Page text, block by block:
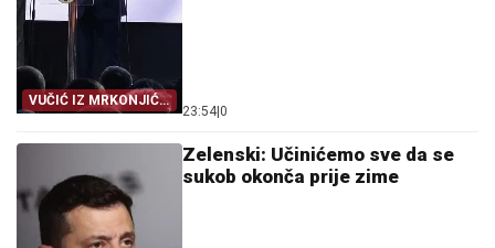
VUČIĆ IZ MRKONJIĆ
GRADA
23:54 0
Zelenski: Učinićemo sve da se
sukob okonča prije zime